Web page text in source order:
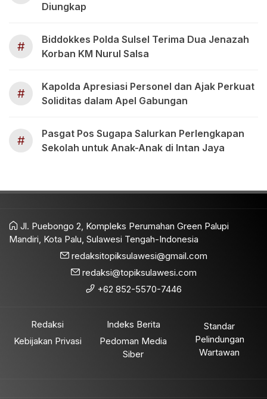
Diungkap
#
Biddokkes Polda Sulsel Terima Dua Jenazah
Korban KM Nurul Salsa
#
Kapolda Apresiasi Personel dan Ajak Perkuat
Soliditas dalam Apel Gabungan
#
Pasgat Pos Sugapa Salurkan Perlengkapan
Sekolah untuk Anak-Anak di Intan Jaya
Jl. Puebongo 2, Kompleks Perumahan Green Palupi
Mandiri, Kota Palu, Sulawesi Tengah-Indonesia
redaksitopiksulawesi@gmail.com
redaksi@topiksulawesi.com
+62 852-5570-7446
Redaksi
Kebijakan Privasi
Indeks Berita
Pedoman Media
Siber
Standar
Pelindungan
Wartawan